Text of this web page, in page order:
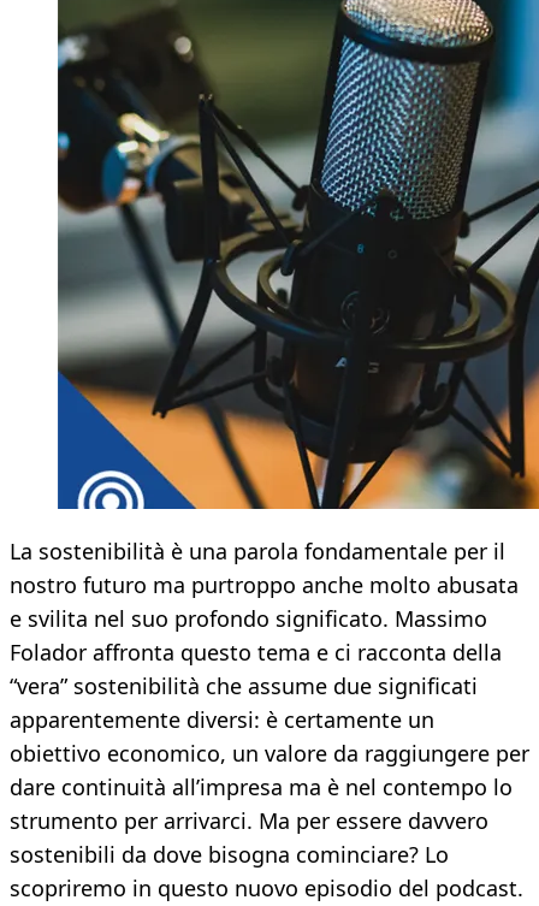
La sostenibilità è una parola fondamentale per il
nostro futuro ma purtroppo anche molto abusata
e svilita nel suo profondo significato. Massimo
Folador affronta questo tema e ci racconta della
“vera” sostenibilità che assume due significati
apparentemente diversi: è certamente un
obiettivo economico, un valore da raggiungere per
dare continuità all’impresa ma è nel contempo lo
strumento per arrivarci. Ma per essere davvero
sostenibili da dove bisogna cominciare? Lo
scopriremo in questo nuovo episodio del podcast.